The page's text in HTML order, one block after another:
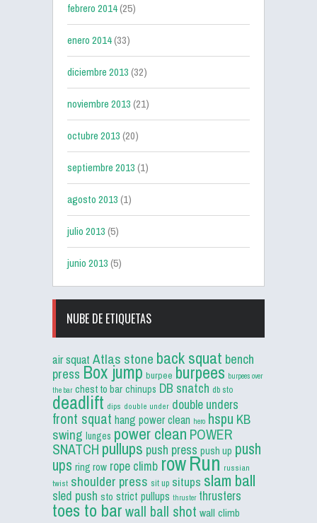
febrero 2014(25)
enero 2014(33)
diciembre 2013(32)
noviembre 2013(21)
octubre 2013(20)
septiembre 2013(1)
agosto 2013(1)
julio 2013(5)
junio 2013(5)
NUBE DE ETIQUETAS
air squat Atlas stone back squat bench
press Box jump burpee burpees burpees over
the bar chest to bar chinups DB snatch db sto
deadlift dips double under double unders
front squat hang power clean hero hspu KB
swing lunges power clean POWER
SNATCH pullups push press push up push
ups ring row rope climb rowRun russian
twist shoulder press sit up situps slam ball
sled push sto strict pullups thruster thrusters
toes to barwall ball shot wall climb